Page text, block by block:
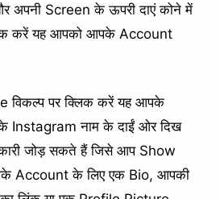
अपनी Screen के ऊपरी दाएं कोने में
करें यह आपको आपके Account
विकल्प पर क्लिक करें यह आपके
Instagram नाम के दाईं ओर दिख
जोड़ सकते हैं जिसे आप Show
Account के लिए एक Bio, आपकी